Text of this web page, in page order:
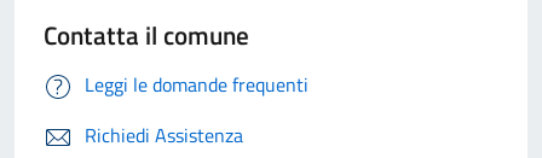
Contatta il comune
Leggi le domande frequenti
Richiedi Assistenza